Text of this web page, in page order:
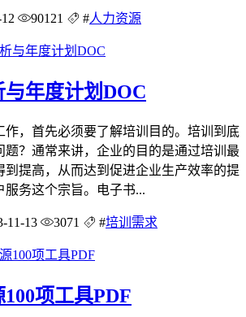
90121 #人力资源
年度计划DOC
作，首先必须要了解培训目的。培训到底
题？通常来讲，企业的目的是通过培训最
到提高，从而达到促进企业生产效率的提
务这个宗旨。电子书...
11-13 3071 #培训需求
项工具PDF